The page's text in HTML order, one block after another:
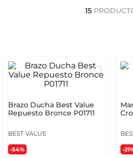
15
Brazo Ducha Best Value
Repuesto Bronce P01711
BEST VALUE
-54% -